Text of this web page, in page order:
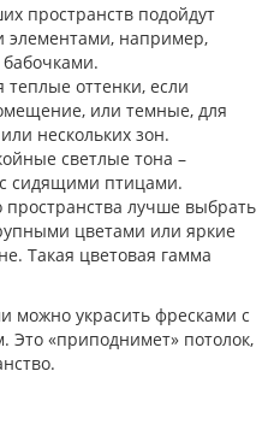
пространств подойдут
элементами, например,
теплые оттенки, если
или темные, для
нескольких зон.
светлые тона –
сидящими птицами.
пространства лучше выбрать
цветами или яркие
Такая цветовая гамма
можно украсить фресками с
«приподнимет» потолок,